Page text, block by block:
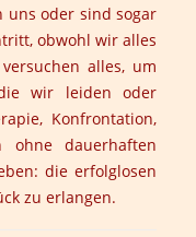
oder sind sogar
obwohl wir alles
alles, um
wir leiden oder
Konfrontation,
ohne dauerhaften
die erfolglosen
zu erlangen.